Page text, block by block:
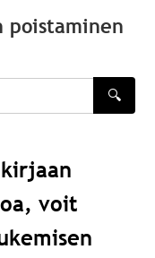
🔍
voit